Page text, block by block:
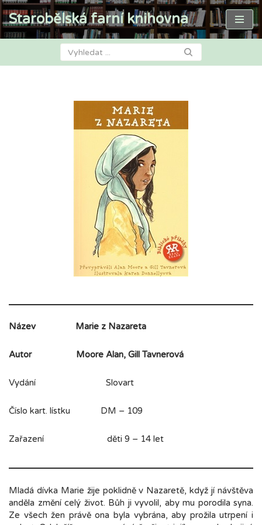
Přeskočit
Starobělská farní knihovna
Název Marie z Nazareta
Autor Moore Alan, Gill Tavnerová
Vydání Slovart
Číslo kart. lístku DM – 109
Zařazení děti 9 – 14 let
Mladá dívka Marie žije poklidně v Nazaretě, když jí návštěva
anděla změní celý život. Bůh ji vyvolil, aby mu porodila syna.
Ze všech žen právě ona byla vybrána, aby prožila utrpení i